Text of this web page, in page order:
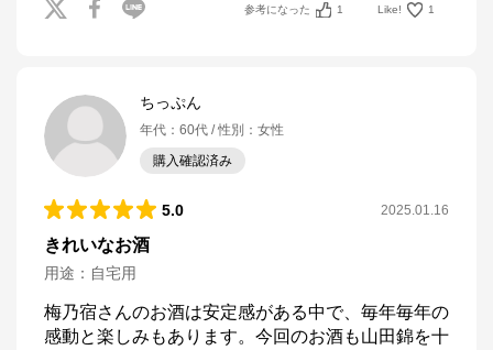
参考になった 1 Like! 1
ちっぷん
年代 ： 60代 性別 ： 女性
購入確認済み
5.0 2025.01.16
きれいなお酒
用途 ： 自宅用
梅乃宿さんのお酒は安定感がある中で、毎年毎年の
感動と楽しみもあります。今回のお酒も山田錦を十